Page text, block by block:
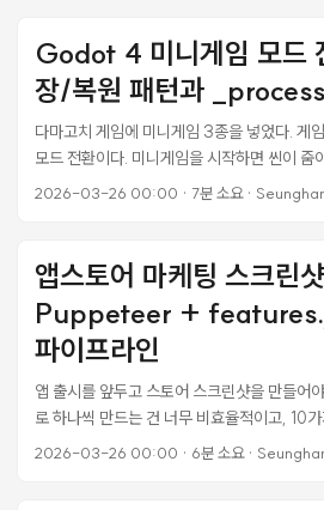
compact 형태의 간단한 미리보기는 있었다.
Activity를 가장 많이 보는 곳은 잠금화면이다
는 “이 모드를 선택하면 잠금화면이 이렇게 바
다. ...
Godot 4 미니게임 모드
장/복원 패턴과
다마고치 게임에 미니게임 3종을 넣었다. 게
모드 전환이다. 미니게임을 시작하면 씬이 줌
이동 범위가 바뀌고 배경이 교체된다. 게임이
고정된다. 유저는 “게임이 망가졌다"고 느낀
전환 시 상태 관리 패턴과, 실제로 터진 버그
문제의 본질: 임시 상태 vs 영구 상태 미니게
동안만 다른 설정을 쓰고, 끝나면 원래대로 돌
데 실제로는 복잡하다. ...
2026-03-26 00:00 · 7분 소요·
앱스토어 마케팅 스크린
Puppeteer +
파이프라인
앱 출시를 앞두고 스토어 스크린샷을 만들어
로 하나씩 만드는 건 너무 비효율적이고, 10
화면을 조합하면 50장인데 수작업으로 한다
2026-03-26 00:00 · 6분 소요·